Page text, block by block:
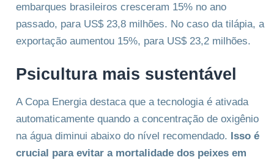
embarques brasileiros cresceram 15% no ano
passado, para US$ 23,8 milhões. No caso da tilápia, a
exportação aumentou 15%, para US$ 23,2 milhões.
Psicultura mais sustentável
A Copa Energia destaca que a tecnologia é ativada
automaticamente quando a concentração de oxigênio
na água diminui abaixo do nível recomendado. Isso é
crucial para evitar a mortalidade dos peixes em